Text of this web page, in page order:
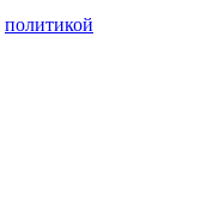
политикой